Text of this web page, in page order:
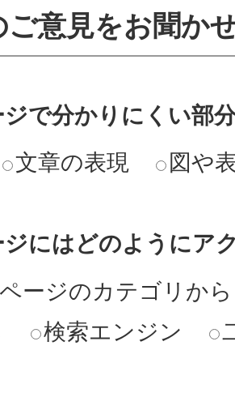
ご意見をお聞か
ジで分かりにくい部
文章の表現 図や
ジにはどのようにア
ージのカテゴリから
検索エンジン